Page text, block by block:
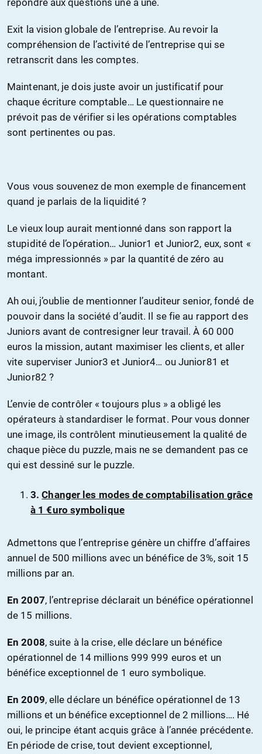
répondre aux questions une à une.
Exit la vision globale de l’entreprise. Au revoir la
compréhension de l’activité de l’entreprise qui se
retranscrit dans les comptes.
Maintenant, je dois juste avoir un justificatif pour
chaque écriture comptable… Le questionnaire ne
prévoit pas de vérifier si les opérations comptables
sont pertinentes ou pas.
Vous vous souvenez de mon exemple de financement
quand je parlais de la liquidité ?
Le vieux loup aurait mentionné dans son rapport la
stupidité de l’opération… Junior1 et Junior2, eux, sont «
méga impressionnés » par la quantité de zéro au
montant.
Ah oui, j’oublie de mentionner l’auditeur senior, fondé de
pouvoir dans la société d’audit. Il se fie au rapport des
Juniors avant de contresigner leur travail. À 60 000
euros la mission, autant maximiser les clients, et aller
vite superviser Junior3 et Junior4… ou Junior81 et
Junior82 ?
L’envie de contrôler « toujours plus » a obligé les
opérateurs à standardiser le format. Pour vous donner
une image, ils contrôlent minutieusement la qualité de
chaque pièce du puzzle, mais ne se demandent pas ce
qui est dessiné sur le puzzle.
3.Changer les modes de comptabilisation grâce
à 1 €uro symbolique
Admettons que l’entreprise génère un chiffre d’affaires
annuel de 500 millions avec un bénéfice de 3%, soit 15
millions par an.
En 2007, l’entreprise déclarait un bénéfice opérationnel
de 15 millions.
En 2008, suite à la crise, elle déclare un bénéfice
opérationnel de 14 millions 999 999 euros et un
bénéfice exceptionnel de 1 euro symbolique.
En 2009, elle déclare un bénéfice opérationnel de 13
millions et un bénéfice exceptionnel de 2 millions…. Hé
oui, le principe étant acquis grâce à l’année précédente.
En période de crise, tout devient exceptionnel,